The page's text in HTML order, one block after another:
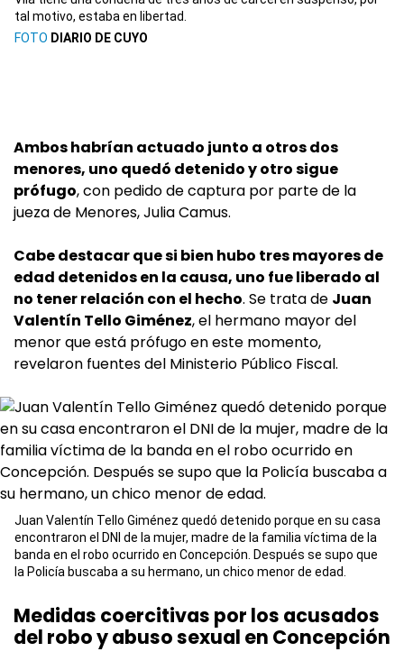
tal motivo, estaba en libertad.
DIARIO DE CUYO
Ambos habrían actuado junto a otros dos
menores, uno quedó detenido y otro sigue
prófugo, con pedido de captura por parte de la
jueza de Menores, Julia Camus.
Cabe destacar que si bien hubo tres mayores de
edad detenidos en la causa, uno fue liberado al
no tener relación con el hecho. Se trata de Juan
Valentín Tello Giménez, el hermano mayor del
menor que está prófugo en este momento,
revelaron fuentes del Ministerio Público Fiscal.
Juan Valentín Tello Giménez quedó detenido porque en su casa
encontraron el DNI de la mujer, madre de la familia víctima de la
banda en el robo ocurrido en Concepción. Después se supo que
la Policía buscaba a su hermano, un chico menor de edad.
Medidas coercitivas por los acusados
del robo y abuso sexual en Concepción